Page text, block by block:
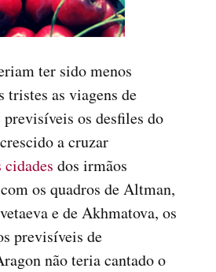
ter sido menos
tristes as viagens de
os desfiles do
a cruzar
cidades dos irmãos
os quadros de Altman,
e de Akhmatova, os
previsíveis de
não teria cantado o